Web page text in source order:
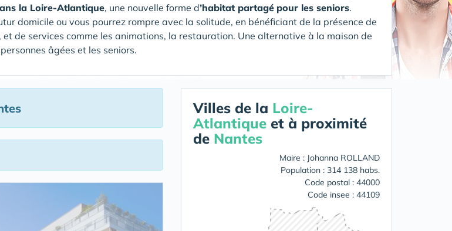
la Loire-Atlantique, une nouvelle forme d’habitat partagé pour les seniors.
domicile ou vous pourrez rompre avec la solitude, en bénéficiant de la présence de
de services comme les animations, la restauration. Une alternative à la maison de
âgées et les seniors.
Villes de la Loire-
Atlantique et à proximité
de Nantes
Maire : Johanna ROLLAND
Population : 314 138 habs.
Code postal : 44000
Code insee : 44109